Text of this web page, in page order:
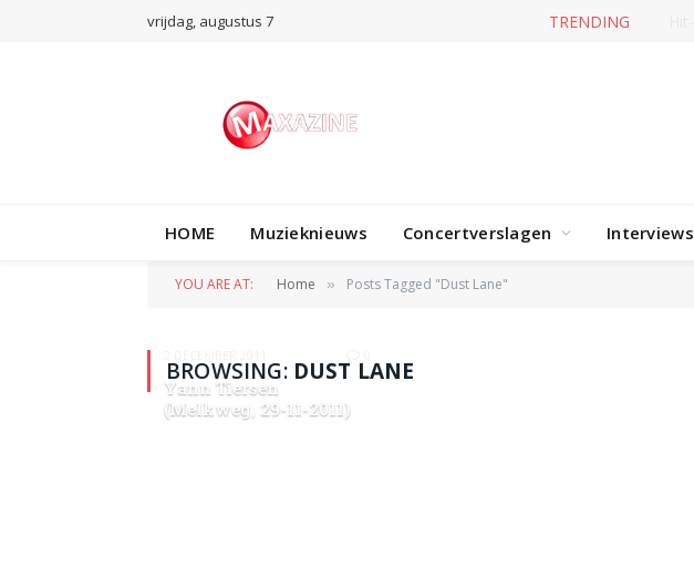
vrijdag, augustus 7 TRENDING
HOME Muzieknieuws Concertverslagen Interviews
YOU ARE AT: Home » Posts Tagged "Dust Lane"
BROWSING: DUST LANE
Yann Tiersen
(Melkweg, 29-11-2011)